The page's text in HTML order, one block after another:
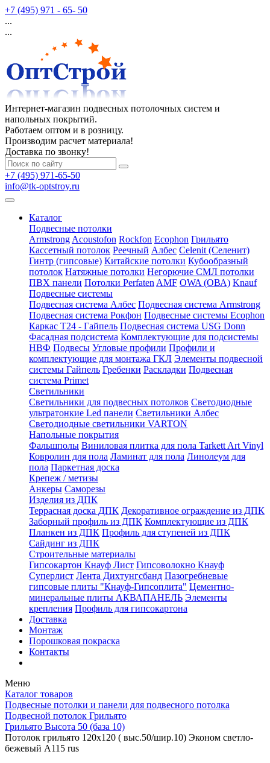
+7 (495) 971 - 65- 50
...
...
Интернет-магазин подвесных потолочных систем и
напольных покрытий.
Работаем оптом и в розницу.
Производим расчет материала!
Доставка по звонку!
+7 (495) 971-65-50
info@tk-optstroy.ru
Каталог
Подвесные потолки
Armstrong Acoustofon Rockfon Ecophon Грильято
Кассетный потолок Реечный Албес Celenit (Селенит)
Гинтр (гипсовые) Китайские потолки Кубообразный
потолок Натяжные потолки Негорючие СМЛ потолки
ПВХ панели Потолки Perfaten AMF OWA (ОВА) Knauf
Подвесные системы
Подвесная система Албес Подвесная система Armstrong
Подвесная система Рокфон Подвесные системы Ecophon
Каркас Т24 - Гайпель Подвесная система USG Donn
Фасадная подсистема Комплектующие для подсистемы
НВФ Подвесы Угловые профили Профили и
комплектующие для монтажа ГКЛ Элементы подвесной
системы Гайпель Гребенки Раскладки Подвесная
система Primet
Светильники
Светильники для подвесных потолков Светодиодные
ультратонкие Led панели Светильники Албес
Светодиодные светильники VARTON
Напольные покрытия
Фальшполы Виниловая плитка для пола Tarkett Art Vinyl
Ковролин для пола Ламинат для пола Линолеум для
пола Паркетная доска
Крепеж / метизы
Анкеры Саморезы
Изделия из ДПК
Террасная доска ДПК Декоративное ограждение из ДПК
Заборный профиль из ДПК Комплектующие из ДПК
Планкен из ДПК Профиль для ступеней из ДПК
Сайдинг из ДПК
Строительные материалы
Гипсокартон Кнауф Лист Гипсоволокно Кнауф
Суперлист Лента Дихтунгсбанд Пазогребневые
гипсовые плиты "Кнауф-Гипсоплита" Цементно-
минеральные плиты АКВАПАНЕЛЬ Элементы
крепления Профиль для гипсокартона
Доставка
Монтаж
Порошковая покраска
Контакты
Меню
Каталог товаров
Подвесные потолки и панели для подвесного потолка
Подвесной потолок Грильято
Грильято Высота 50 (база 10)
Потолок грильято 120х120 ( выс.50/шир.10) Эконом светло-
бежевый А115 rus